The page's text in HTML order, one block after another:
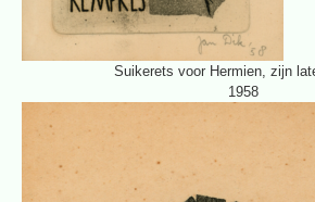
Suikerets voor Hermien, zijn
1958